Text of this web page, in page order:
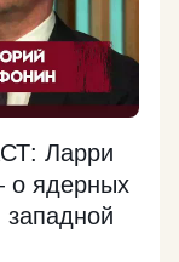
Ларри
ядерных